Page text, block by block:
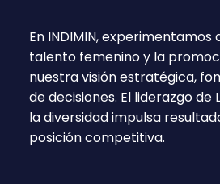
En INDIMIN,
talento femenino y la
nuestra visión estratégica,
de decisiones. El liderazgo
la diversidad impulsa
posición competitiva.